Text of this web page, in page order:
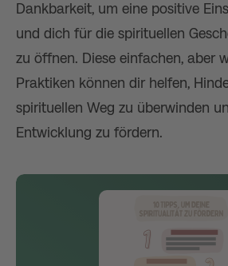
Dankbarkeit, um eine positive
und dich für die spirituellen
zu öffnen. Diese einfachen, aber
Praktiken können dir helfen,
spirituellen Weg zu überwinden
Entwicklung zu fördern.